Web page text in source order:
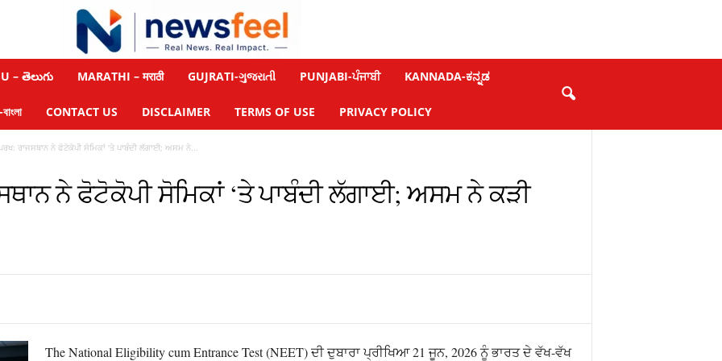
– తెలుగు MARATHI – मराठी GUJRATI-ગુજરાતી PUNJABI-ਪੰਜਾਬੀ KANNADA-ಕನ್ನಡ
CONTACT US DISCLAIMER TERMS OF USE PRIVACY POLICY
ਰਾਜਸਥਾਨ ਨੇ ਫੋਟੋਕੋਪੀ ਸੋਮਿਕਾਂ ‘ਤੇ ਪਾਬੰਦੀ ਲੱਗਾਈ; ਅਸਮ ਨੇ...
ਨੇ ਫੋਟੋਕੋਪੀ ਸੋਮਿਕਾਂ ‘ਤੇ ਪਾਬੰਦੀ ਲੱਗਾਈ; ਅਸਮ ਨੇ ਕੜੀ
The National Eligibility cum Entrance Test (NEET) ਦੀ ਦੁਬਾਰਾ ਪ੍ਰੀਖਿਆ 21 ਜੂਨ, 2026 ਨੂੰ ਭਾਰਤ ਦੇ ਵੱਖ-ਵੱਖ